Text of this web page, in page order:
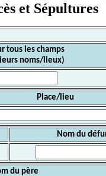
et Sépultures
tous les champs
noms/lieux)
Place/lieu
Nom du
du père